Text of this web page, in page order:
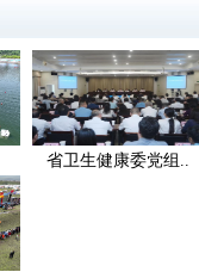
省卫生健康委党组..